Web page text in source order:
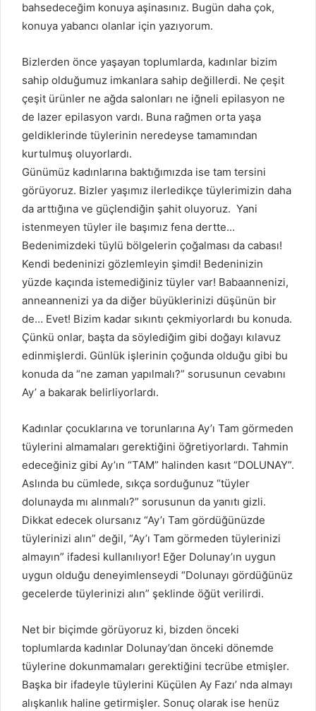
bahsedeceğim konuya aşinasınız. Bugün daha çok,
konuya yabancı olanlar için yazıyorum.
Bizlerden önce yaşayan toplumlarda, kadınlar bizim
sahip olduğumuz imkanlara sahip değillerdi. Ne çeşit
çeşit ürünler ne ağda salonları ne iğneli epilasyon ne
de lazer epilasyon vardı. Buna rağmen orta yaşa
geldiklerinde tüylerinin neredeyse tamamından
kurtulmuş oluyorlardı.
Günümüz kadınlarına baktığımızda ise tam tersini
görüyoruz. Bizler yaşımız ilerledikçe tüylerimizin daha
da arttığına ve güçlendiğin şahit oluyoruz. Yani
istenmeyen tüyler ile başımız fena dertte…
Bedenimizdeki tüylü bölgelerin çoğalması da cabası!
Kendi bedeninizi gözlemleyin şimdi! Bedeninizin
yüzde kaçında istemediğiniz tüyler var! Babaannenizi,
anneannenizi ya da diğer büyüklerinizi düşünün bir
de… Evet! Bizim kadar sıkıntı çekmiyorlardı bu konuda.
Çünkü onlar, başta da söylediğim gibi doğayı kılavuz
edinmişlerdi. Günlük işlerinin çoğunda olduğu gibi bu
konuda da “ne zaman yapılmalı?” sorusunun cevabını
Ay’ a bakarak belirliyorlardı.
Kadınlar çocuklarına ve torunlarına Ay’ı Tam görmeden
tüylerini almamaları gerektiğini öğretiyorlardı. Tahmin
edeceğiniz gibi Ay’ın “TAM” halinden kasıt “DOLUNAY”.
Aslında bu cümlede, sıkça sorduğunuz “tüyler
dolunayda mı alınmalı?” sorusunun da yanıtı gizli.
Dikkat edecek olursanız “Ay’ı Tam gördüğünüzde
tüylerinizi alın” değil, “Ay’ı Tam görmeden tüylerinizi
almayın” ifadesi kullanılıyor! Eğer Dolunay’ın uygun
uygun olduğu deneyimlenseydi “Dolunayı gördüğünüz
gecelerde tüylerinizi alın” şeklinde öğüt verilirdi.
Net bir biçimde görüyoruz ki, bizden önceki
toplumlarda kadınlar Dolunay’dan önceki dönemde
tüylerine dokunmamaları gerektiğini tecrübe etmişler.
Başka bir ifadeyle tüylerini Küçülen Ay Fazı’ nda almayı
alışkanlık haline getirmişler. Sonuç olarak ise henüz